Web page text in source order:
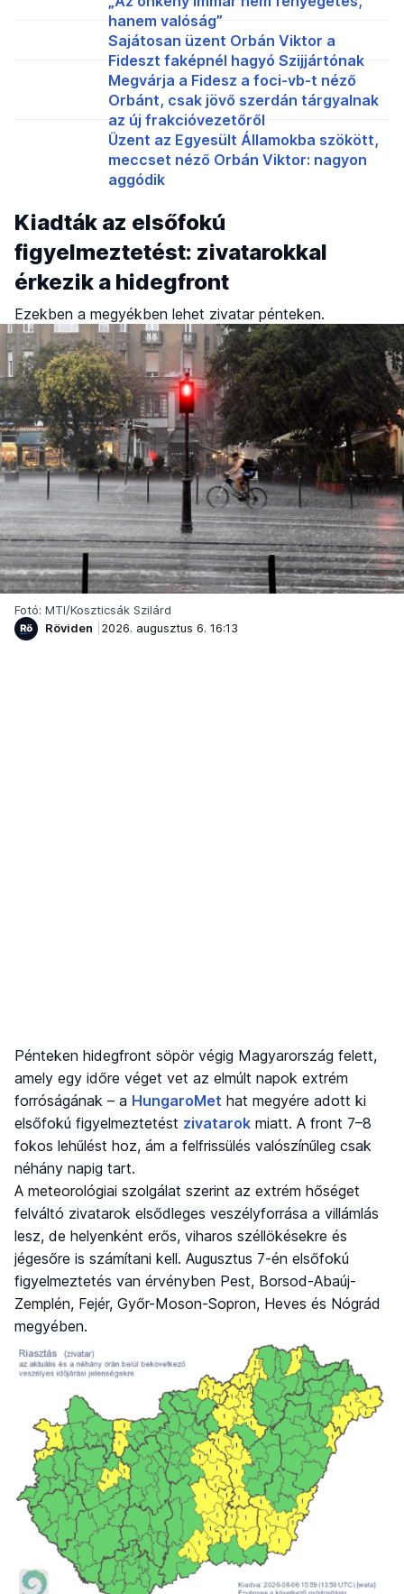
hanem valóság”
Sajátosan üzent Orbán Viktor a
Fideszt faképnél hagyó Szijjártónak
Megvárja a Fidesz a foci-vb-t néző
Orbánt, csak jövő szerdán tárgyalnak
az új frakcióvezetőről
Üzent az Egyesült Államokba szökött,
meccset néző Orbán Viktor: nagyon
aggódik
Kiadták az elsőfokú
figyelmeztetést: zivatarokkal
érkezik a hidegfront
Ezekben a megyékben lehet zivatar pénteken.
Fotó: MTI/Koszticsák Szilárd
Röviden
2026. augusztus 6. 16:13
Pénteken hidegfront söpör végig Magyarország felett,
amely egy időre véget vet az elmúlt napok extrém
forróságának – a HungaroMet hat megyére adott ki
elsőfokú figyelmeztetést zivatarok miatt. A front 7–8
fokos lehűlést hoz, ám a felfrissülés valószínűleg csak
néhány napig tart.
A meteorológiai szolgálat szerint az extrém hőséget
felváltó zivatarok elsődleges veszélyforrása a villámlás
lesz, de helyenként erős, viharos széllökésekre és
jégesőre is számítani kell. Augusztus 7-én elsőfokú
figyelmeztetés van érvényben Pest, Borsod-Abaúj-
Zemplén, Fejér, Győr-Moson-Sopron, Heves és Nógrád
megyében.